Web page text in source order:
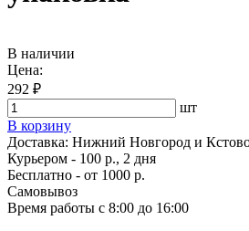
В наличии
Цена:
292 ₽
шт
В корзину
Доставка: Нижний Новгород и
Курьером - 100 р., 2 дня
Бесплатно - от 1000 р.
Самовывоз
Время работы с 8:00 до 16:00